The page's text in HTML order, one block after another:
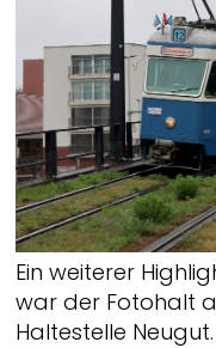
Ein weiterer
war der Fotohalt
Haltestelle Neugut.